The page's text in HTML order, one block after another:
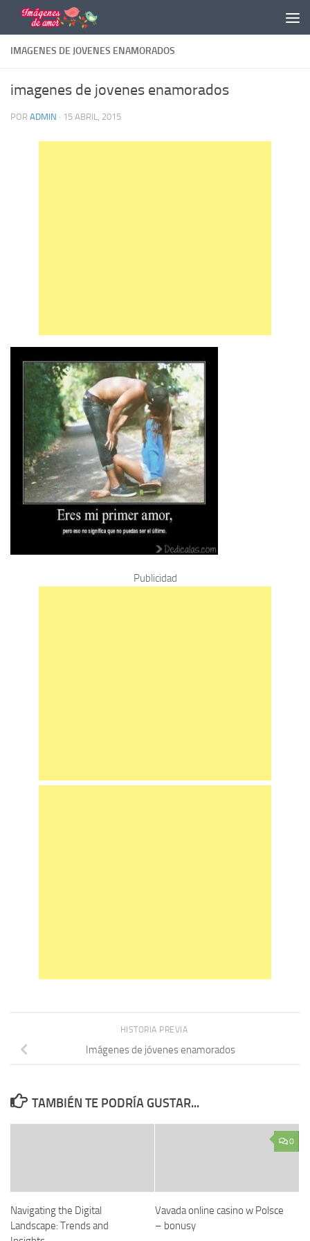
Saltar al contenido
IMAGENES DE JOVENES ENAMORADOS
imagenes de jovenes enamorados
POR ADMIN · 15 ABRIL, 2015
Publicidad
HISTORIA PREVIA
Imágenes de jóvenes enamorados
TAMBIÉN TE PODRÍA GUSTAR...
Navigating the Digital
Landscape: Trends and
0
Vavada online casino w Polsce
– bonusy